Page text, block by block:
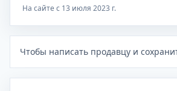
На сайте с 13 июля 2023 г.
Чтобы написать продавцу и